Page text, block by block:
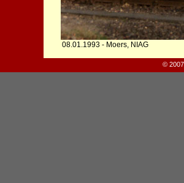
08.01.1993 - Moers, NIAG
©